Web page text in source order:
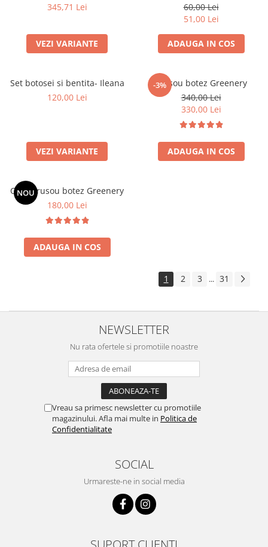
345,71 Lei
VEZI VARIANTE
60,00 Lei
51,00 Lei
ADAUGA IN COS
Set botosei si bentita- Ileana
120,00 Lei
VEZI VARIANTE
-3%
Trusou botez Greenery
340,00 Lei
330,00 Lei
ADAUGA IN COS
NOU
Cutie trusou botez Greenery
180,00 Lei
ADAUGA IN COS
1 2 3 ... 31
NEWSLETTER
Nu rata ofertele si promotiile noastre
Vreau sa primesc newsletter cu promotiile
magazinului. Afla mai multe in Politica de
Confidentialitate
SOCIAL
Urmareste-ne in social media